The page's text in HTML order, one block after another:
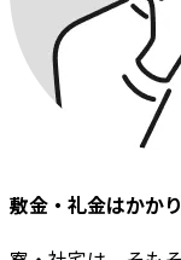
敷金・礼金はかか